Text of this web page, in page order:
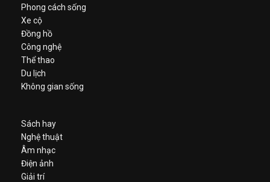
Phong cách sống
Xe cộ
Đồng hồ
Công nghệ
Thể thao
Du lịch
Không gian sống
Sách hay
Nghệ thuật
Âm nhạc
Điện ảnh
Giải trí